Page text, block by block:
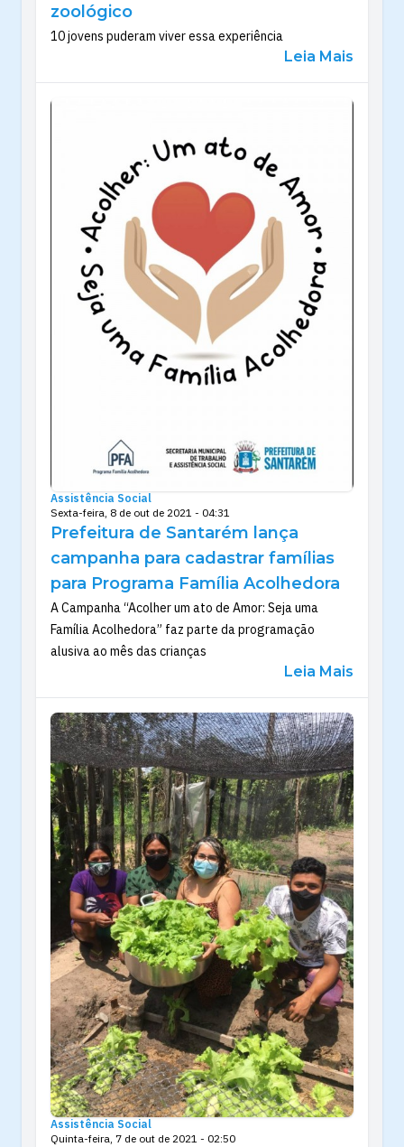
zoológico
10 jovens puderam viver essa experiência
Leia Mais
Assistência Social
Sexta-feira, 8 de out de 2021 - 04:31
Prefeitura de Santarém lança
campanha para cadastrar famílias
para Programa Família Acolhedora
A Campanha “Acolher um ato de Amor: Seja uma
Família Acolhedora” faz parte da programação
alusiva ao mês das crianças
Leia Mais
Assistência Social
Quinta-feira, 7 de out de 2021 - 02:50